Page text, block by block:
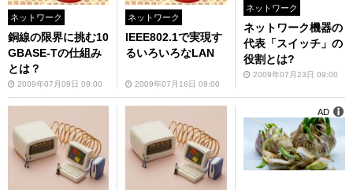
ネットワーク
銅線の限界に挑む10
GBASE-Tの仕組み
とは？
2009年07月09日 09:00
ネットワーク
IEEE802.1で実現す
るいろいろなLAN
2009年07月16日 09:00
ネットワーク
ネットワーク機器の
代表「スイッチ」の
役割とは?
2009年07月23日 09:00
AD